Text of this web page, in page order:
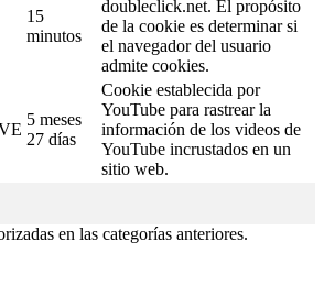
15
minutos
doubleclick.net. El propósito
de la cookie es determinar si
el navegador del usuario
admite cookies.
5 meses
27 días
Cookie establecida por
YouTube para rastrear la
información de los videos de
YouTube incrustados en un
sitio web.
en las categorías anteriores.